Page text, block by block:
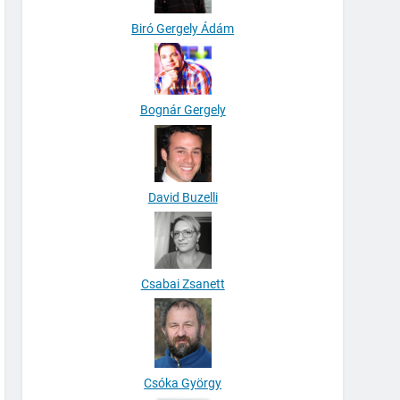
Biró Gergely Ádám
Bognár Gergely
David Buzelli
Csabai Zsanett
Csóka György